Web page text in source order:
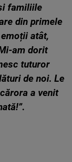
familiile
din primele
atât,
am dorit
tuturor
de noi. Le
a venit